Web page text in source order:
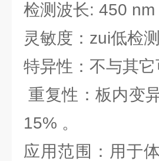
检测波长: 450 nm
灵敏度：zui低检
特异性：不与其
重复性：板内变
15% 。
应用范围：用于